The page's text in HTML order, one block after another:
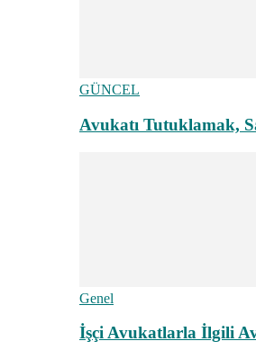
GÜNCEL
Avukatı Tutuklamak,
Genel
İşçi Avukatlarla İlgili